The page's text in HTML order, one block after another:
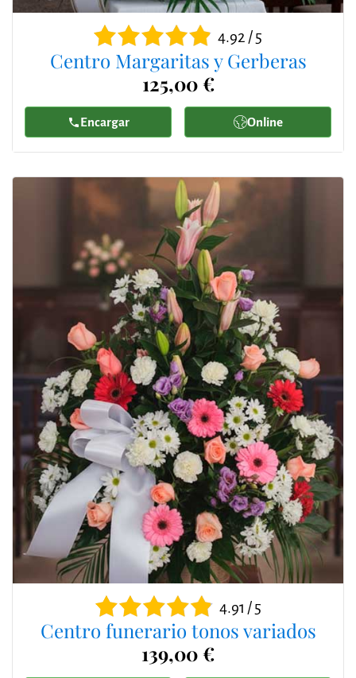
4.92 / 5
Centro Margaritas y Gerberas
125,00 €
Encargar Online
4.91 / 5
Centro funerario tonos variados
139,00 €